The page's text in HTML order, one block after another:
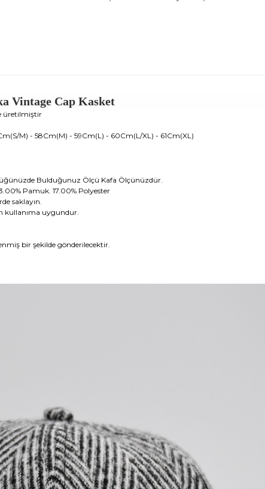
Vintage Cap Kasket
üretilmiştir
M) - 58Cm(M) - 59Cm(L) - 60Cm(L/XL) - 61Cm(XL)
Bulduğunuz Ölçü Kafa Ölçünüzdür.
Pamuk. 17.00% Polyester
saklayın.
kullanıma uygundur.
bir şekilde gönderilecektir.